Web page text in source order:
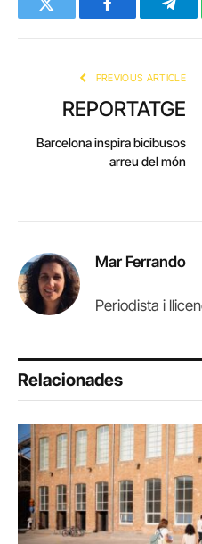
Twitter Facebook
PREVIOUS ARTICLE
REPORTATGE
Barcelona inspira bicibusos
arreu del món
Mar Ferrando
Periodista i
Relacionades